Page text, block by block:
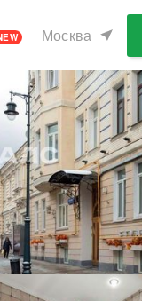
Москва